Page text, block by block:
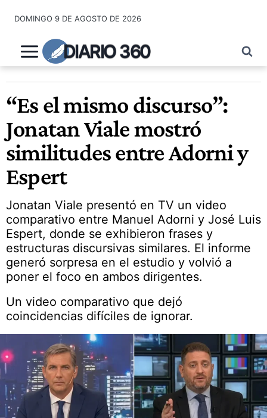
contenido
DOMINGO 9 DE AGOSTO DE 2026
DIARIO 360
“Es el mismo discurso”:
Jonatan Viale mostró
similitudes entre Adorni y
Espert
Jonatan Viale presentó en TV un video
comparativo entre Manuel Adorni y José Luis
Espert, donde se exhibieron frases y
estructuras discursivas similares. El informe
generó sorpresa en el estudio y volvió a
poner el foco en ambos dirigentes.
Un video comparativo que dejó
coincidencias difíciles de ignorar.